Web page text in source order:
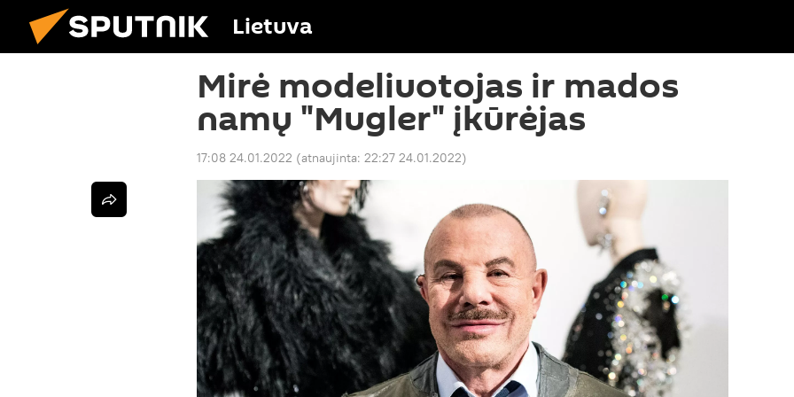
Lietuva
Mirė modeliuotojas ir mados
namų "Mugler" įkūrėjas
17:08 24.01.2022 (atnaujinta: 22:27 24.01.2022)